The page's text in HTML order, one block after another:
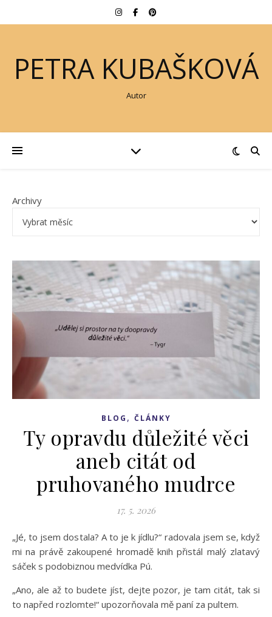
PETRA KUBAŠKOVÁ
Autor
Archivy
BLOG , ČLÁNKY
Ty opravdu důležité věci
aneb citát od
pruhovaného mudrce
17. 5. 2026
„Jé, to jsem dostala? A to je k jídlu?“ radovala jsem se, když
mi na právě zakoupené hromadě knih přistál malý zlatavý
sáček s podobiznou medvídka Pú.
„Ano, ale až to budete jíst, dejte pozor, je tam citát, tak si
to napřed rozlomte!“ upozorňovala mě paní za pultem.